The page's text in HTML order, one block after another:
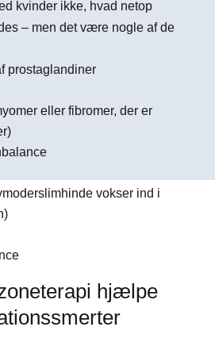
kvinder ikke, hvad netop
– men det være nogle af de
prostaglandiner
eller fibromer, der er
vokser ind i
hjælpe